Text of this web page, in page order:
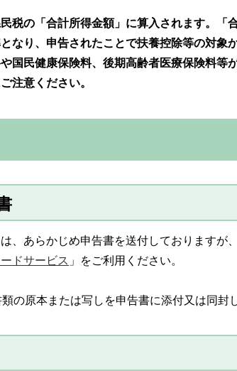
税の「合計所得金額」に算入されます。「
なり、申告されたことで扶養控除等の対象
国民健康保険料、後期高齢者医療保険料等
注意ください。
、あらかじめ申告書を送付しておりますが
ドサービス 」をご利用ください。
の原本または写しを申告書に添付又は同封